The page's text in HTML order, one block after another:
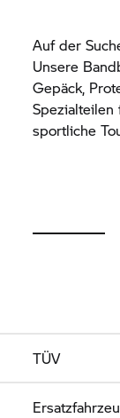
Auf der
Unsere
Gepäck,
sportliche
TÜV